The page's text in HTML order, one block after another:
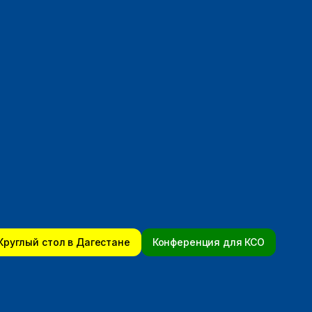
стол в Дагестане Конференция для КСО